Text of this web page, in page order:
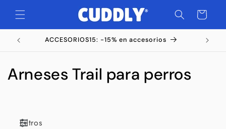
directamente
al contenido
Carrito
ACCESORIOS15: -15% en accesorios
C
Arneses Trail para perros
Filtros